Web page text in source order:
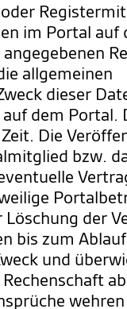
im Portal auf
allgemeinen
dieser
dem Portal.
Die
bzw.
Löschung der
bis zum
und